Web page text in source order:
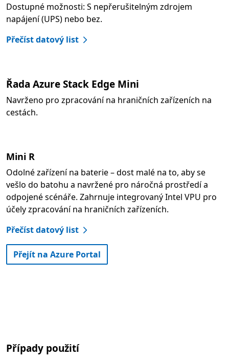
Dostupné možnosti: S nepřerušitelným zdrojem
napájení (UPS) nebo bez.
Přečíst datový list
Řada Azure Stack Edge Mini
Navrženo pro zpracování na hraničních zařízeních na
cestách.
Mini R
Odolné zařízení na baterie – dost malé na to, aby se
vešlo do batohu a navržené pro náročná prostředí a
odpojené scénáře. Zahrnuje integrovaný Intel VPU pro
účely zpracování na hraničních zařízeních.
Přečíst datový list
Přejít na Azure Portal
Případy použití